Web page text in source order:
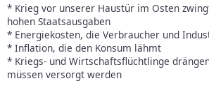
* Krieg vor unserer Haustür im Osten
hohen Staatsausgaben
* Energiekosten, die Verbraucher und
* Inflation, die den Konsum lähmt
* Kriegs- und Wirtschaftsflüchtlinge
müssen versorgt werden